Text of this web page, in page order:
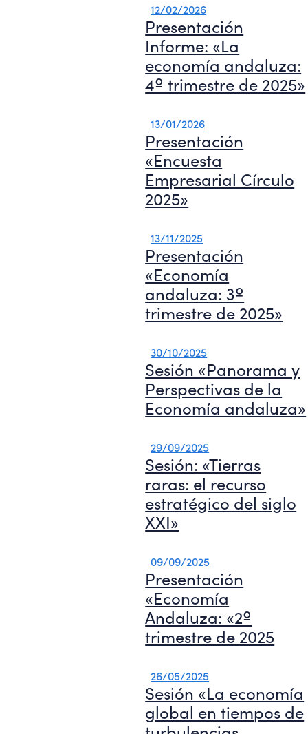
12/02/2026
Presentación
Informe: «La
economía andaluza:
4º trimestre de 2025»
13/01/2026
Presentación
«Encuesta
Empresarial Círculo
2025»
13/11/2025
Presentación
«Economía
andaluza: 3º
trimestre de 2025»
30/10/2025
Sesión «Panorama y
Perspectivas de la
Economía andaluza»
29/09/2025
Sesión: «Tierras
raras: el recurso
estratégico del siglo
XXI»
09/09/2025
Presentación
«Economía
Andaluza: «2º
trimestre de 2025
26/05/2025
Sesión «La economía
global en tiempos de